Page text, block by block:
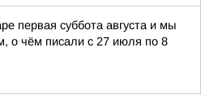
первая суббота августа и мы
о чём писали с 27 июля по 8